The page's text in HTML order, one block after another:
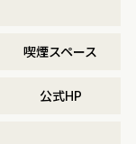
喫煙スペース
公式HP